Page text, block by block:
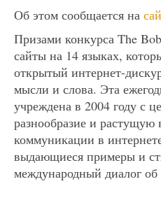
Об этом сообщается на
Призами конкурса The
сайты на 14 языках,
открытый интернет-
мысли и слова. Эта
учреждена в 2004 году с
разнообразие и
коммуникации в
выдающиеся примеры и
международный диалог